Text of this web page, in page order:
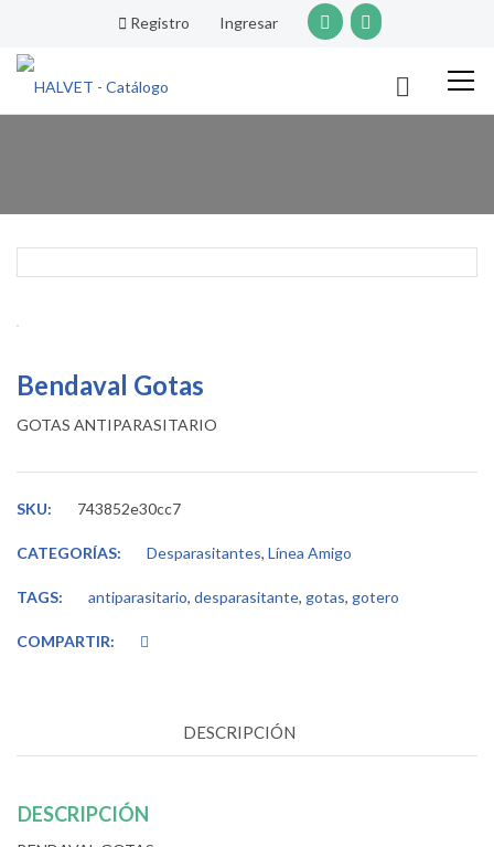
Registro Ingresar
Bendaval Gotas
GOTAS ANTIPARASITARIO
SKU: 743852e30cc7
CATEGORÍAS: Desparasitantes, Línea Amigo
TAGS: antiparasitario, desparasitante, gotas, gotero
COMPARTIR:
DESCRIPCIÓN
DESCRIPCIÓN